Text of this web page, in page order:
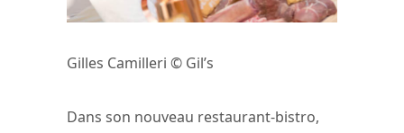
Gilles Camilleri © Gil’s
Dans son nouveau restaurant-bistro,